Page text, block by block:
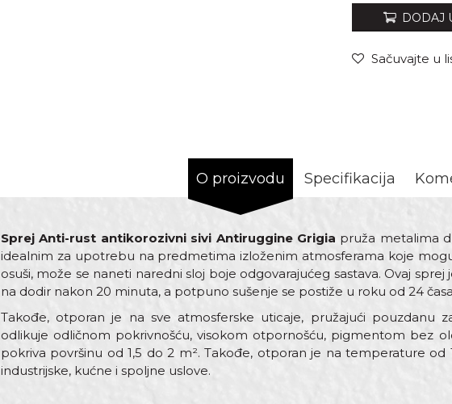
DODAJ
Sačuvajte u
O proizvodu Specifikacija
Sprej Anti-rust antikorozivni sivi Antiruggine Grigia pruža metalima
idealnim za upotrebu na predmetima izloženim atmosferama koje
osuši, može se naneti naredni sloj boje odgovarajućeg sastava. Ovaj
na dodir nakon 20 minuta, a potpuno sušenje se postiže u roku od 24
Takođe, otporan je na sve atmosferske uticaje, pružajući pouzdanu
odlikuje odličnom pokrivnošću, visokom otpornošću, pigmentom bez
pokriva površinu od 1,5 do 2 m². Takođe, otporan je na temperature od
industrijske, kućne i spoljne uslove.